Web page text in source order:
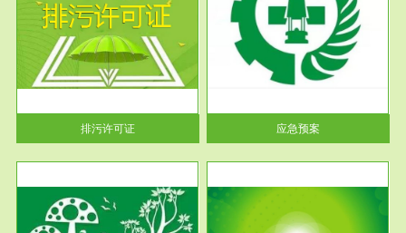
排污许可证
应急预案
根据《中华人民共和国环境保护
法》第十九条 企业事业单位应
当按照...
应急预案
服务范围